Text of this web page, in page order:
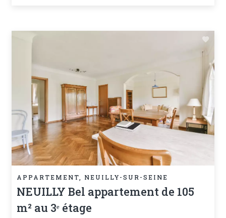
APPARTEMENT, NEUILLY-SUR-SEINE
NEUILLY Bel appartement de 105
m² au 3ᵉ étage